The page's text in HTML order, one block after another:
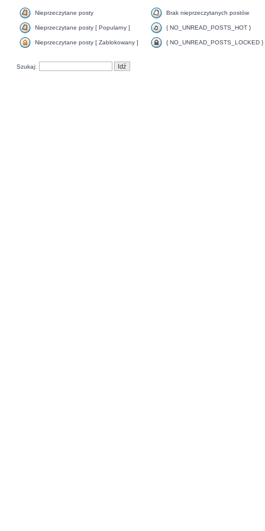
Nieprzeczytane posty Brak nieprzeczytanych postów
Nieprzeczytane posty [ Popularny ] { NO_UNREAD_POSTS_HOT }
Nieprzeczytane posty [ Zablokowany ] { NO_UNREAD_POSTS_LOCKED }
Szukaj: